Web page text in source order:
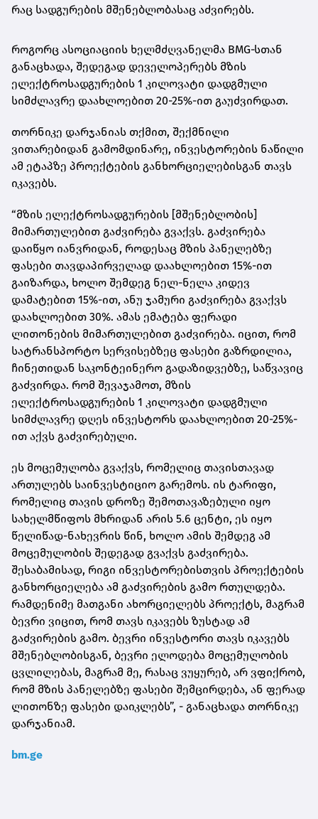
რაც სადგურების მშენებლობასაც აძვირებს.
როგორც ასოციაციის ხელმძღვანელმა BMG‑სთან
განაცხადა, შედეგად დეველოპერებს მზის
ელექტროსადგურების 1 კილოვატი დადგმული
სიმძლავრე დაახლოებით 20-25%-ით გაუძვირდათ.
თორნიკე დარჯანიას თქმით, შექმნილი
ვითარებიდან გამომდინარე, ინვესტორების ნაწილი
ამ ეტაპზე პროექტების განხორციელებისგან თავს
იკავებს.
“მზის ელექტროსადგურების [მშენებლობის]
მიმართულებით გაძვირება გვაქვს. გაძვირება
დაიწყო იანვრიდან, როდესაც მზის პანელებზე
ფასები თავდაპირველად დაახლოებით 15%-ით
გაიზარდა, ხოლო შემდეგ ნელ-ნელა კიდევ
დამატებით 15%-ით, ანუ ჯამური გაძვირება გვაქვს
დაახლოებით 30%. ამას ემატება ფერადი
ლითონების მიმართულებით გაძვირება. იცით, რომ
სატრანსპორტო სერვისებზეც ფასები გაზრდილია,
ჩინეთიდან საკონტეინერო გადაზიდვებზე, საწვავიც
გაძვირდა. რომ შევაჯამოთ, მზის
ელექტროსადგურების 1 კილოვატი დადგმული
სიმძლავრე დღეს ინვესტორს დაახლოებით 20-25%-
ით აქვს გაძვირებული.
ეს მოცემულობა გვაქვს, რომელიც თავისთავად
ართულებს საინვესტიციო გარემოს. ის ტარიფი,
რომელიც თავის დროზე შემოთავაზებული იყო
სახელმწიფოს მხრიდან არის 5.6 ცენტი, ეს იყო
წელიწად-ნახევრის წინ, ხოლო ამის შემდეგ ამ
მოცემულობის შედეგად გვაქვს გაძვირება.
შესაბამისად, რიგი ინვესტორებისთვის პროექტების
განხორციელება ამ გაძვირების გამო რთულდება.
რამდენიმე მათგანი ახორციელებს პროექტს, მაგრამ
ბევრი ვიცით, რომ თავს იკავებს ზუსტად ამ
გაძვირების გამო. ბევრი ინვესტორი თავს იკავებს
მშენებლობისგან, ბევრი ელოდება მოცემულობის
ცვლილებას, მაგრამ მე, რასაც ვუყურებ, არ ვფიქრობ,
რომ მზის პანელებზე ფასები შემცირდება, ან ფერად
ლითონზე ფასები დაიკლებს”, - განაცხადა თორნიკე
დარჯანიამ.
bm.ge